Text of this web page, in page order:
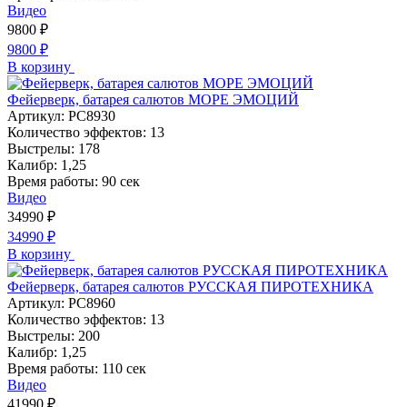
Видео
9800 ₽
9800 ₽
В корзину
Фейерверк, батарея салютов МОРЕ ЭМОЦИЙ
Артикул: РС8930
Количество эффектов: 13
Выстрелы: 178
Калибр: 1,25
Время работы: 90 сек
Видео
34990 ₽
34990 ₽
В корзину
Фейерверк, батарея салютов РУССКАЯ ПИРОТЕХНИКА
Артикул: РС8960
Количество эффектов: 13
Выстрелы: 200
Калибр: 1,25
Время работы: 110 сек
Видео
41990 ₽